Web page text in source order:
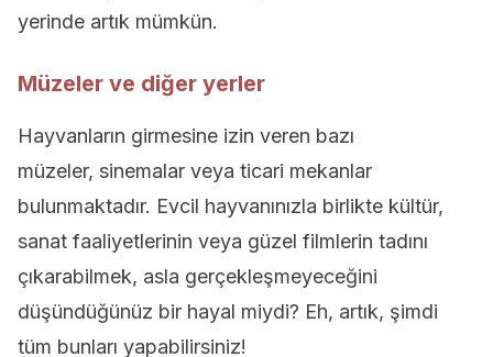
yerinde artık mümkün.
Müzeler ve diğer yerler
Hayvanların girmesine izin veren bazı
müzeler, sinemalar veya ticari mekanlar
bulunmaktadır. Evcil hayvanınızla birlikte kültür,
sanat faaliyetlerinin veya güzel filmlerin tadını
çıkarabilmek, asla gerçekleşmeyeceğini
düşündüğünüz bir hayal miydi? Eh, artık, şimdi
tüm bunları yapabilirsiniz!